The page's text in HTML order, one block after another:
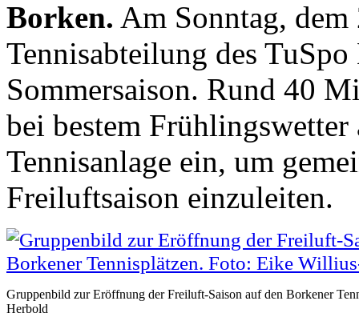
Borken. Am Sonntag,
Tennisabteilung des
Sommersaison. Rund 40
bei bestem
Tennisanlage ein, um
Freiluftsaison einzuleiten.
Gruppenbild zur Eröffnung der Freiluft-Saison auf den Borkener
Herbold